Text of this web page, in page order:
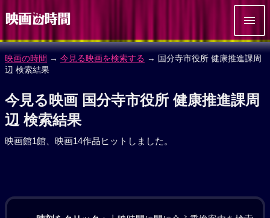
映画の時間 → 今見る映画を検索する → 国分寺市役所 健康推進課周
辺 検索結果
今見る映画 国分寺市役所 健康推進課周
辺 検索結果
映画館1館、映画14作品ヒットしました。